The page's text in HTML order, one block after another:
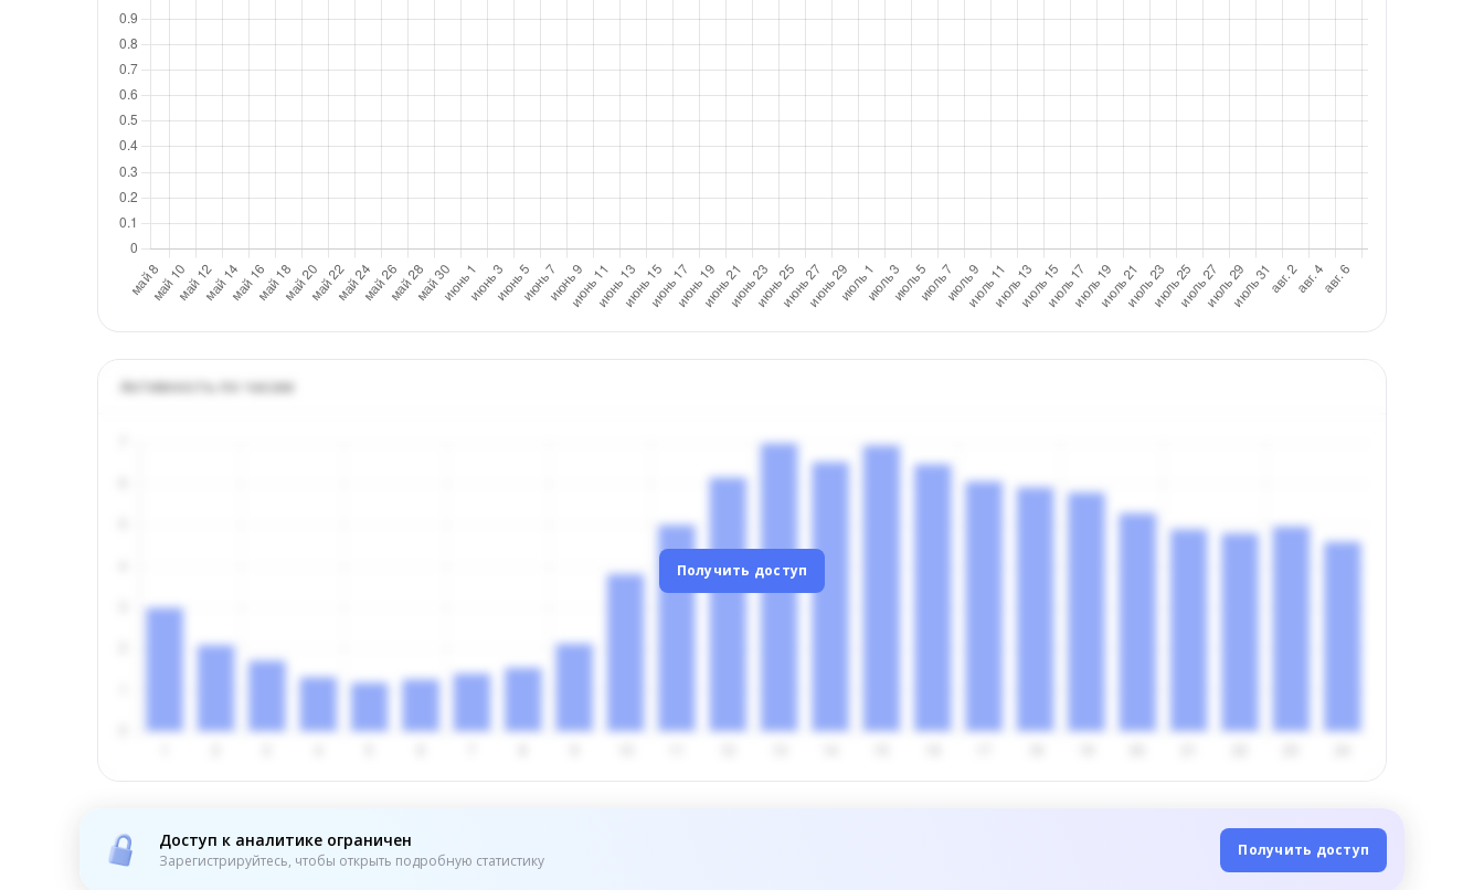
Активность по часам
Получить доступ
Доступ к аналитике ограничен
Зарегистрируйтесь, чтобы открыть подробную статистику
Получить доступ